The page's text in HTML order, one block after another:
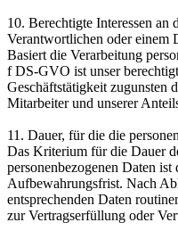
10. Berechtigte Interessen an
Verantwortlichen oder einem
Basiert die Verarbeitung
f DS-GVO ist unser
Geschäftstätigkeit zugunsten
Mitarbeiter und unserer
11. Dauer, für die die
Das Kriterium für die Dauer
personenbezogenen Daten
Aufbewahrungsfrist. Nach
entsprechenden Daten
zur Vertragserfüllung oder